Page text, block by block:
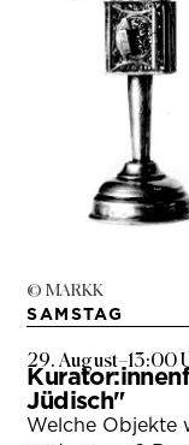
© MARKK
SAMSTAG
29. August–13:00
Jüdisch"
Welche Objekte